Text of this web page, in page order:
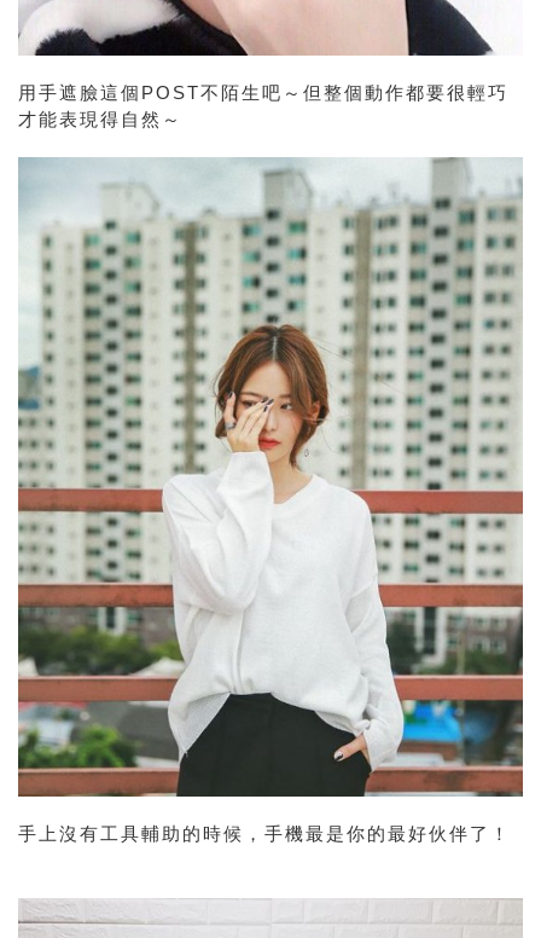
用手遮臉這個POST不陌生吧～但整個動作都要很輕巧
才能表現得自然～
手上沒有工具輔助的時候，手機最是你的最好伙伴了！